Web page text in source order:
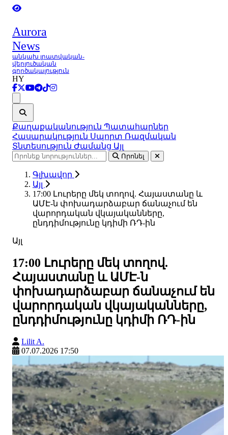
Aurora
News
անկախ լրատվական-
վերլուծական
գործակալություն
HY
Քաղաքականություն Պատահարներ
Հասարակություն Սպորտ Ռազմական
Տնտեսություն Ժամանց Այլ
Որոնել
Գլխավոր
Այլ
17:00 Լուրերը մեկ տողով. Հայաստանը և
ԱՄԷ-ն փոխադարձաբար ճանաչում են
վարորդական վկայականները,
ընդդիմությունը կդիմի ՌԴ-ին
Այլ
17:00 Լուրերը մեկ տողով.
Հայաստանը և ԱՄԷ-ն
փոխադարձաբար ճանաչում են
վարորդական վկայականները,
ընդդիմությունը կդիմի ՌԴ-ին
Lilit A.
07.07.2026 17:50